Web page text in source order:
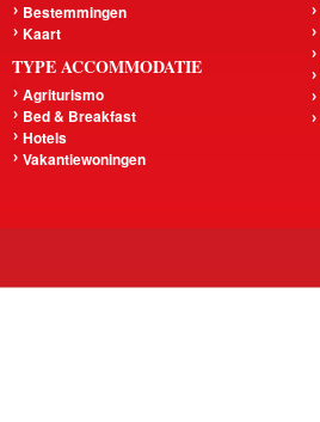
Bestemmingen
Kaart
TYPE ACCOMMODATIE
Agriturismo
Bed & Breakfast
Hotels
Vakantiewoningen